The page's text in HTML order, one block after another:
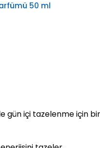
50 ml
gün içi tazelenme için